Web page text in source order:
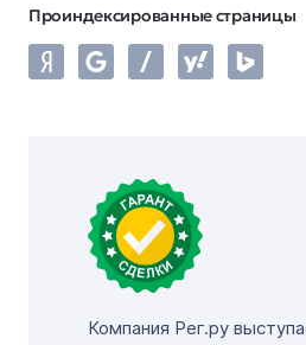
Проиндексированные страницы
Компания Рег.ру